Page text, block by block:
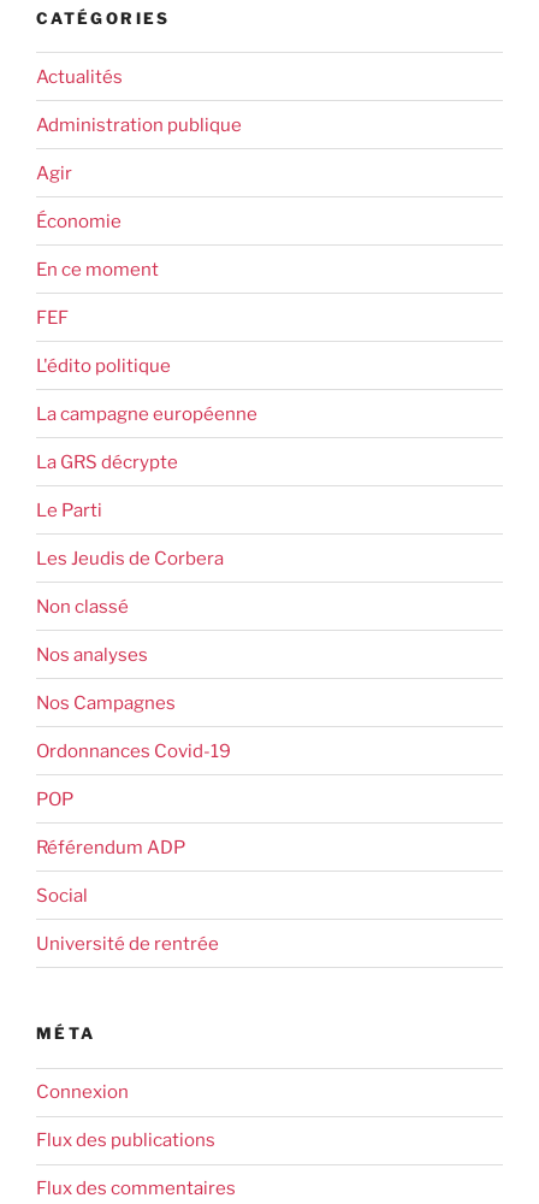
CATÉGORIES
Actualités
Administration publique
Agir
Économie
En ce moment
FEF
L'édito politique
La campagne européenne
La GRS décrypte
Le Parti
Les Jeudis de Corbera
Non classé
Nos analyses
Nos Campagnes
Ordonnances Covid-19
POP
Référendum ADP
Social
Université de rentrée
MÉTA
Connexion
Flux des publications
Flux des commentaires